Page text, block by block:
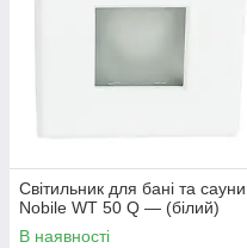
Світильник для бані та сауни
Nobile WT 50 Q — (білий)
В наявності